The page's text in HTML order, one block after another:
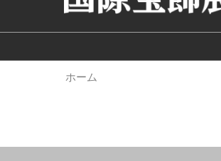
て
ホーム